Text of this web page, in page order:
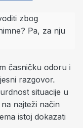
časničku odoru i
razgovor.
situacije u
najteži način
istoj dokazati